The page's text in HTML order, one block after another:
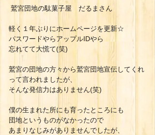
鷲宮団地の駄菓子屋　だるまさん
軽く１年ぶりにホームページを更新☆
パスワードやらアップルIDやら
忘れてて大慌て(笑)
鷲宮の団地の方々から鷲宮団地宣伝してくれ
って言われましたが、
そんな発信力はありません(笑)
僕の生まれた所にも育ったところにも
団地というものがなかったので
あまりなじみがありませんでしたが、